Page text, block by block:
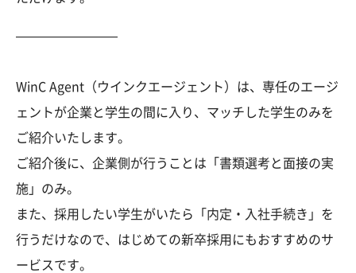
————————
WinC Agent（ウインクエージェント）は、専任のエージ
ェントが企業と学生の間に入り、マッチした学生のみを
ご紹介いたします。
ご紹介後に、企業側が行うことは「書類選考と面接の実
施」のみ。
また、採用したい学生がいたら「内定・入社手続き」を
行うだけなので、はじめての新卒採用にもおすすめのサ
ービスです。